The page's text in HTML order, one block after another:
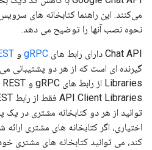
می‌کنند. این راهنما کتابخانه های
نحوه نصب آنها را توضیح می دهد.
Chat API دارای رابط های gRPC و
توانید از هر دو کتابخانه مشتری در یک
اختیاری، اگر کتابخانه های مشتری ارائه